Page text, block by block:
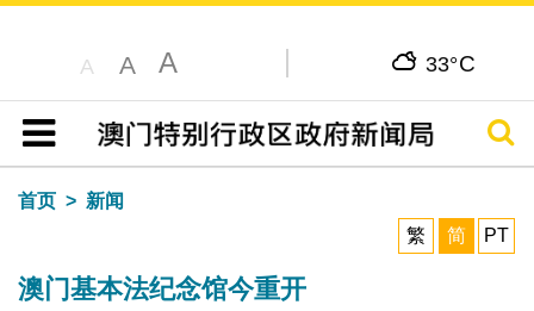
A A A 33°C
目录
搜寻
首页
新闻
繁
简 PT
澳门基本法纪念馆今重开